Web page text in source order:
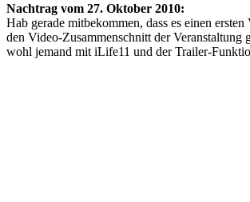
Nachtrag vom 27. Oktober 2010:
Hab gerade mitbekommen, dass es einen
den Video-Zusammenschnitt der Veranstaltung
wohl jemand mit iLife11 und der Trailer-